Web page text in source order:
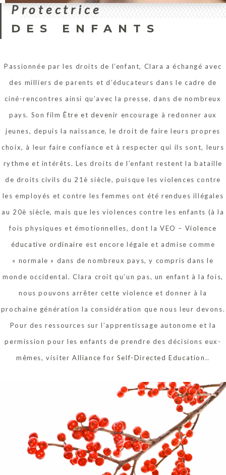
Protectrice
DES ENFANTS
Passionnée par les droits de l’enfant, Clara a échangé avec
des milliers de parents et d’éducateurs dans le cadre de
ciné-rencontres ainsi qu’avec la presse, dans de nombreux
pays. Son film Être et devenir encourage à redonner aux
jeunes, depuis la naissance, le droit de faire leurs propres
choix, à leur faire confiance et à respecter qui ils sont, leurs
rythme et intérêts. Les droits de l’enfant restent la bataille
de droits civils du 21è siècle, puisque les violences contre
les employés et contre les femmes ont été rendues illégales
au 20è siècle, mais que les violences contre les enfants (à la
fois physiques et émotionnelles, dont la VEO – Violence
éducative ordinaire est encore légale et admise comme
« normale » dans de nombreux pays, y compris dans le
monde occidental. Clara croit qu’un pas, un enfant à la fois,
nous pouvons arrêter cette violence et donner à la
prochaine génération la considération que nous leur devons.
Pour des ressources sur l’apprentissage autonome et la
permission pour les enfants de prendre des décisions eux-
mêmes, visiterAlliance for Self-Directed Education..